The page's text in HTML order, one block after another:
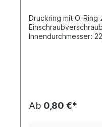
Druckring mit O-Ring
Innendurchmesser:
Ab 0,80 €*